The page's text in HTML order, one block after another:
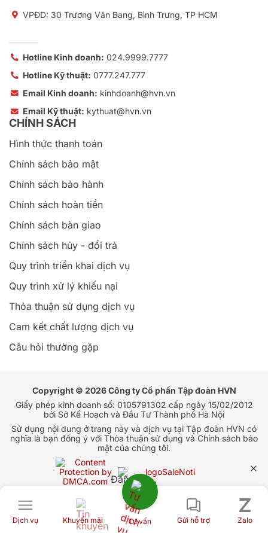
VPĐD: 30 Trương Văn Bang, Bình Trưng, TP HCM
Hotline Kinh doanh: 024.9999.7777
Hotline Kỹ thuật: 0777.247.777
Email Kinh doanh: kinhdoanh@hvn.vn
Email Kỹ thuật: kythuat@hvn.vn
CHÍNH SÁCH
Hình thức thanh toán
Chính sách bảo mật
Chính sách bảo hành
Chính sách hoàn tiền
Chính sách bàn giao
Chính sách hủy - đổi trả
Quy trình triển khai dịch vụ
Quy trình xử lý khiếu nại
Thỏa thuận sử dụng dịch vụ
Cam kết chất lượng dịch vụ
Câu hỏi thường gặp
Copyright © 2026 Công ty Cổ phần Tập đoàn HVN
Giấy phép kinh doanh số: 0105791302 cấp ngày 15/02/2012
bởi Sở Kế Hoạch và Đầu Tư Thành phố Hà Nội
Sử dụng nội dung ở trang này và dịch vụ tại Tập đoàn HVN có
nghĩa là bạn đồng ý với Thỏa thuận sử dụng và Chính sách bảo
mật của chúng tôi.
Dịch vụ Khuyến mãi Tư vấn Gửi hỗ trợ Zalo
Đang tải...